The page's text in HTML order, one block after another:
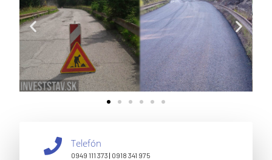
Telefón
0949 111 373 | 0918 341 975